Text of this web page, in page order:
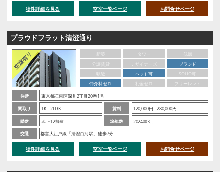
物件詳細を見る 空室一覧ページ お問合せページ
プラウドフラット清澄通り
新築 タワー
低層
分譲賃貸
デザイナーズ
ブランド
駅近
ペット可
SOHO可
仲介料ゼロ
礼金ゼロ
フリーレント
住所
東京都江東区深川2丁目20番1号
間取り
1K - 2LDK 賃料
120,000円 - 280,000円
階数
地上12階建 築年数
2024年3月
交通
都営大江戸線「清澄白河駅」徒歩7分
物件詳細を見る 空室一覧ページ お問合せページ